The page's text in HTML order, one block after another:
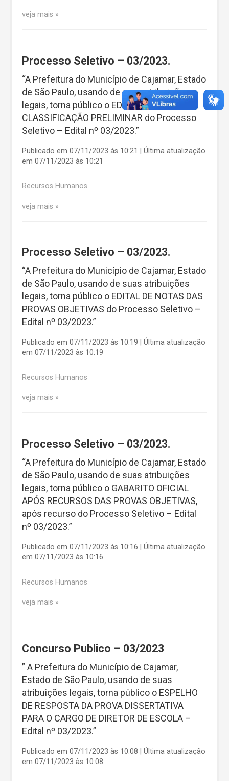
veja mais
Processo Seletivo – 03/2023.
“A Prefeitura do Município de Cajamar, Estado
de São Paulo, usando de suas atribuições
legais, torna público o EDITAL DE
CLASSIFICAÇÃO PRELIMINAR do Processo
Seletivo – Edital nº 03/2023.”
Publicado em 07/11/2023 às 10:21 | Última atualização
em 07/11/2023 às 10:21
Recursos Humanos
veja mais
Processo Seletivo – 03/2023.
“A Prefeitura do Município de Cajamar, Estado
de São Paulo, usando de suas atribuições
legais, torna público o EDITAL DE NOTAS DAS
PROVAS OBJETIVAS do Processo Seletivo –
Edital nº 03/2023.”
Publicado em 07/11/2023 às 10:19 | Última atualização
em 07/11/2023 às 10:19
Recursos Humanos
veja mais
Processo Seletivo – 03/2023.
“A Prefeitura do Município de Cajamar, Estado
de São Paulo, usando de suas atribuições
legais, torna público o GABARITO OFICIAL
APÓS RECURSOS DAS PROVAS OBJETIVAS,
após recurso do Processo Seletivo – Edital
nº 03/2023.”
Publicado em 07/11/2023 às 10:16 | Última atualização
em 07/11/2023 às 10:16
Recursos Humanos
veja mais
Concurso Publico – 03/2023
” A Prefeitura do Município de Cajamar,
Estado de São Paulo, usando de suas
atribuições legais, torna público o ESPELHO
DE RESPOSTA DA PROVA DISSERTATIVA
PARA O CARGO DE DIRETOR DE ESCOLA –
Edital nº 03/2023.”
Publicado em 07/11/2023 às 10:08 | Última atualização
em 07/11/2023 às 10:08